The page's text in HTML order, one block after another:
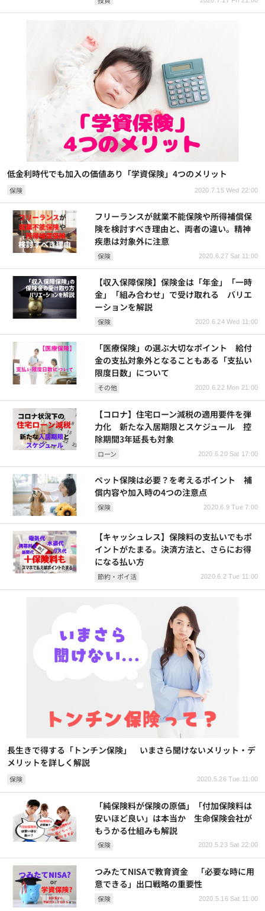
保険 2020.7.15 Wed 22:00
低金利時代でも加入の価値あり「学資保険」4つのメリット
保険 2020.6.27 Sat 11:00
フリーランスが就業不能保険や所得補償保
険を検討すべき理由と、両者の違い。精神
疾患は対象外に注意
保険 2020.6.24 Wed 11:00
【収入保障保険】保険金は「年金」「一時
金」「組み合わせ」で受け取れる バリエ
ーションを解説
その他 2020.6.22 Mon 21:00
「医療保険」の選ぶ大切なポイント 給付
金の支払対象外となることもある「支払い
限度日数」について
ローン 2020.6.20 Sat 17:00
【コロナ】住宅ローン減税の適用要件を弾
力化 新たな入居期限とスケジュール 控
除期間3年延長も対象
保険 2020.6.9 Tue 7:00
ペット保険は必要？を考えるポイント 補
償内容や加入時の4つの注意点
節約・ポイ活 2020.6.2 Tue 11:00
【キャッシュレス】保険料の支払いでもポ
イントがたまる。決済方法と、さらにお得
になる払い方
保険 2020.5.26 Tue 11:00
長生きで得する「トンチン保険」 いまさら聞けないメリット・デ
メリットを詳しく解説
保険 2020.5.23 Sat 22:00
「純保険料が保険の原価」「付加保険料は
安いほど良い」は本当か 生命保険会社が
もうかる仕組みも解説
保険 2020.5.16 Sat 11:00
つみたてNISAで教育資金 「必要な時に用
意できる」出口戦略の重要性